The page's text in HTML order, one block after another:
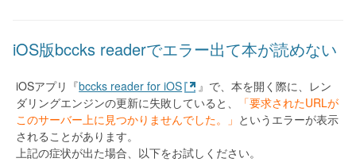
iOS版bccks readerでエラー出て本が読めない
iOSアプリ『bccks reader for iOS
』で、本を開く際に、レン
ダリングエンジンの更新に失敗していると、
「要求されたURLが
このサーバー上に見つかりませんでした。」 というエラーが表示
されることがあります。
上記の症状が出た場合、以下をお試しください。